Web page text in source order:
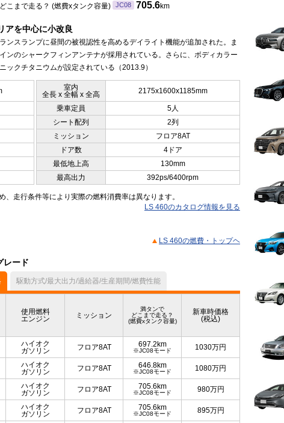
こまで走る？ (燃費xタンク容量) JC08 705.6km
アを中心に小改良
ンスランプに昼間の被視認性を高めるデイライト機能が追加された。ま
ンのシャークフィンアンテナが採用されている。さらに、ボディカラー
ックチタニウムが設定されている（2013.9）
室内
全長 x 全幅 x 全高
2175x1600x1185mm
乗車定員
5人
シート配列
2列
ミッション
フロア8AT
ドア数
4ドア
最低地上高
130mm
最高出力 392ps/6400rpm
走行条件等により実際の燃料消費率は異なります。
LS 460のカタログ情報を見る
LS 460の燃費・トップヘ
レード
駆動方式/最大出力/過給器/生産期間/燃費性能
使用燃料
エンジン
ミッション
満タンで
どこまで走る？
(燃費xタンク容量)
新車時価格
(税込)
ハイオク
ガソリン
フロア8AT 697.2km
※JC08モード 1030万円
ハイオク
ガソリン
フロア8AT 646.8km
※JC08モード 1080万円
ハイオク
ガソリン
フロア8AT 705.6km
※JC08モード 980万円
ハイオク
ガソリン
フロア8AT 705.6km
※JC08モード 895万円